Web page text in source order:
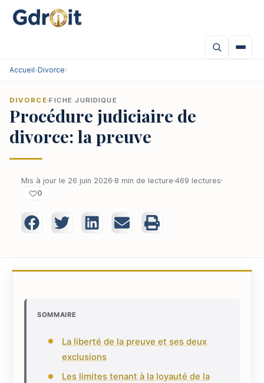
Accueil›Divorce›
DIVORCE FICHE JURIDIQUE
Procédure judiciaire de
divorce: la preuve
Mis à jour le 26 juin 2026 8 min de lecture 469 lectures
0
SOMMAIRE
La liberté de la preuve et ses deux
exclusions
Les limites tenant à la loyauté de la